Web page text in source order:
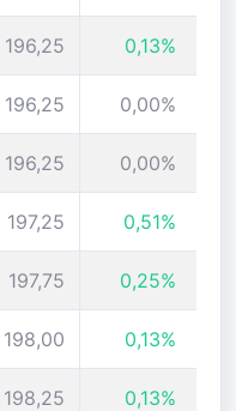
196,25 0,13%
196,25 0,00%
196,25 0,00%
197,25 0,51%
197,75 0,25%
198,00 0,13%
198,25 0,13%